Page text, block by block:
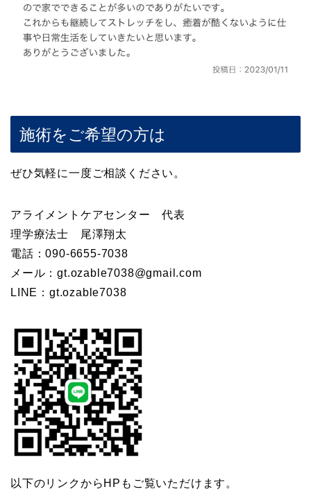
施術をご希望の方は
ぜひ気軽に一度ご相談ください。
アライメントケアセンター 代表
理学療法士 尾澤翔太
電話：090-6655-7038
メール：gt.ozable7038@gmail.com
LINE：gt.ozable7038
以下のリンクからHPもご覧いただけます。